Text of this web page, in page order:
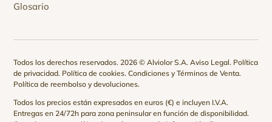
Glosario
Todos los derechos reservados. 2026 © Alviolor S.A.Aviso Legal. Política
de privacidad. Política de cookies.Condiciones y Términos de Venta.
Política de reembolso y devoluciones.
Todos los precios están expresados en euros (€) e incluyen I.V.A.
Entregas en 24/72h para zona peninsular en función de disponibilidad.